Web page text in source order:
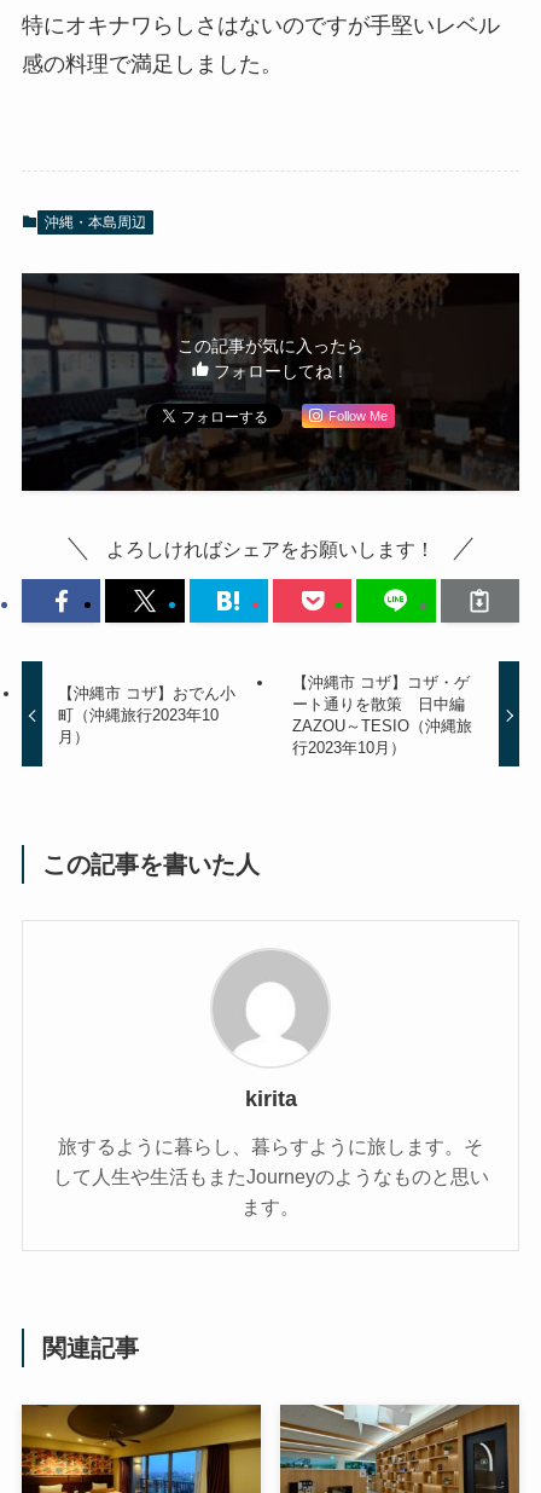
特にオキナワらしさはないのですが手堅いレベル
感の料理で満足しました。
沖縄・本島周辺
この記事が気に入ったら
フォローしてね！
Follow Me
よろしければシェアをお願いします！
【沖縄市 コザ】おでん小
町（沖縄旅行2023年10
月）
【沖縄市 コザ】コザ・ゲ
ート通りを散策 日中編
ZAZOU～TESIO（沖縄旅
行2023年10月）
この記事を書いた人
kirita
旅するように暮らし、暮らすように旅します。そ
して人生や生活もまたJourneyのようなものと思い
ます。
関連記事